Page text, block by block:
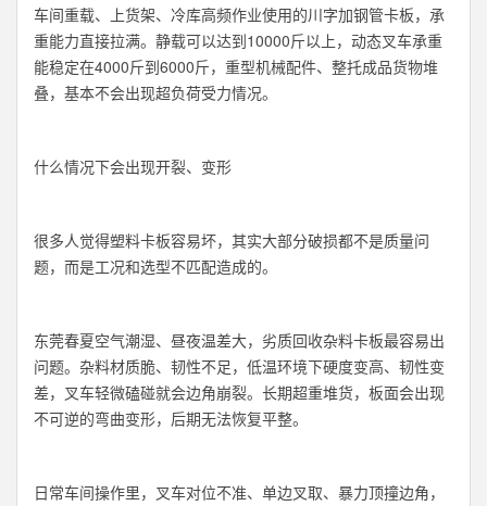
车间重载、上货架、冷库高频作业使用的川字加钢管卡板，承
重能力直接拉满。静载可以达到10000斤以上，动态叉车承重
能稳定在4000斤到6000斤，重型机械配件、整托成品货物堆
叠，基本不会出现超负荷受力情况。
什么情况下会出现开裂、变形
很多人觉得塑料卡板容易坏，其实大部分破损都不是质量问
题，而是工况和选型不匹配造成的。
东莞春夏空气潮湿、昼夜温差大，劣质回收杂料卡板最容易出
问题。杂料材质脆、韧性不足，低温环境下硬度变高、韧性变
差，叉车轻微磕碰就会边角崩裂。长期超重堆货，板面会出现
不可逆的弯曲变形，后期无法恢复平整。
日常车间操作里，叉车对位不准、单边叉取、暴力顶撞边角，